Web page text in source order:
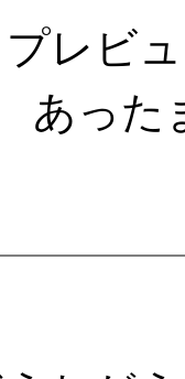
レビ
あった